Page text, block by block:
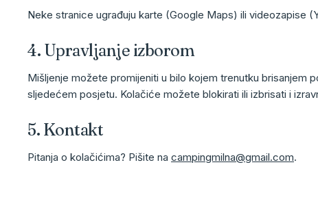
Neke stranice ugrađuju karte (Google Maps) ili videozapise
4. Upravljanje izborom
Mišljenje možete promijeniti u bilo kojem trenutku brisanjem
sljedećem posjetu. Kolačiće možete blokirati ili izbrisati i
5. Kontakt
Pitanja o kolačićima? Pišite na campingmilna@gmail.com.